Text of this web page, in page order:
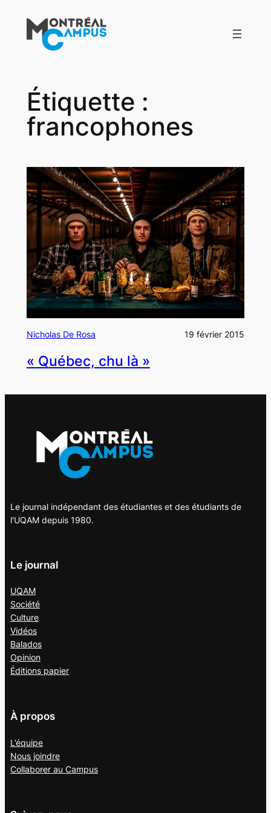
contenu
Étiquette :
francophones
Nicholas De Rosa 19 février 2015
« Québec, chu là »
Le journal indépendant des étudiantes et des étudiants de
l'UQAM depuis 1980.
Le journal
UQAM
Société
Culture
Vidéos
Balados
Opinion
Éditions papier
À propos
L’équipe
Nous joindre
Collaborer au Campus